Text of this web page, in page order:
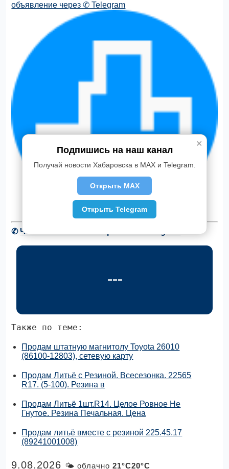
объявление через ✆ Telegram
✆Читать новости Хабаровска в Telegram
Также по теме:
Продам штатную магнитолу Toyota 26010
(86100-12803), сетевую карту
Продам Литьё с Резиной. Всесезонка. 22565
R17. (5-100). Резина в
Продам Литьё 1шт.R14. Целое Ровное Не
Гнутое. Резина Печальная. Цена
Продам литьё вместе с резиной 225.45.17
(89241001008)
✕
Подпишись на наш канал
Получай новости Хабаровска в MAX и Telegram.
Открыть MAX
Открыть Telegram
9.08.2026 🌤 облачно21°C20°C